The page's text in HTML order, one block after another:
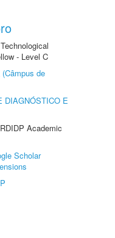
- Level C
de
DIAGNÓSTICO E
Academic
Scholar